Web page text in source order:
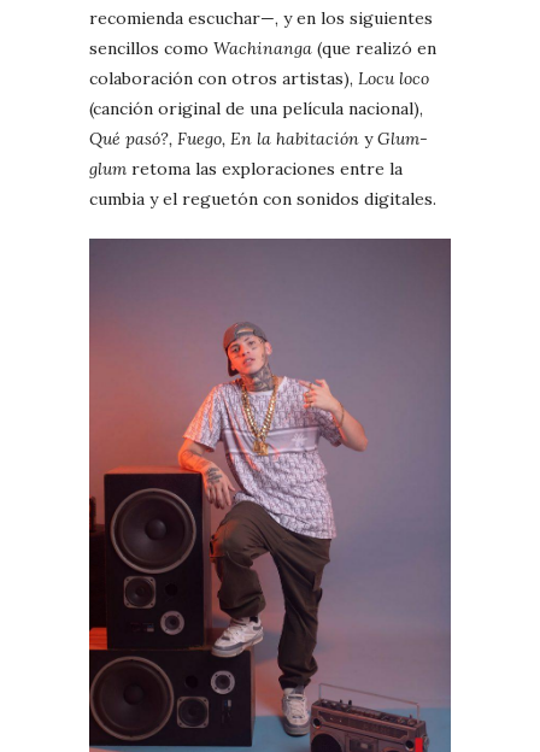
recomienda escuchar—, y en los siguientes
sencillos como Wachinanga (que realizó en
colaboración con otros artistas), Locu loco
(canción original de una película nacional),
Qué pasó?, Fuego, En la habitación yGlum-
glum retoma las exploraciones entre la
cumbia y el reguetón con sonidos digitales.